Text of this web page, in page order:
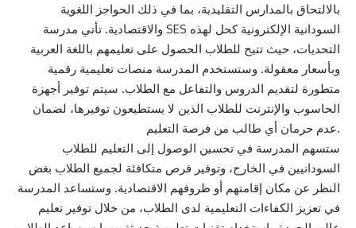
بالالتحاق بالمدارس التقليدية، بما في ذلك الحواجز اللغوية
والاقتصادية. تأتي مدرسة SES السودانية الإلكترونية كحل لهذه
التحديات، حيث تتيح للطلاب الحصول على تعليمهم باللغة العربية
وبأسعار معقولة. وستستخدم المدرسة منصات تعليمية رقمية
متطورة لتقديم الدروس والتفاعل مع الطلاب. سيتم توفير أجهزة
الحاسوب والإنترنت للطلاب الذين لا يستطيعون توفيرها، لضمان
عدم حرمان أي طالب من فرصة التعليم.
ستسهم المدرسة في تحسين الوصول إلى التعليم للطلاب
السودانيين في الخارج، وتوفير فرص متكافئة لجميع الطلاب بغض
النظر عن مكان إقامتهم أو ظروفهم الاقتصادية. وستساعد المدرسة
في تعزيز الكفاءات التعليمية لدى الطلاب، من خلال توفير تعليم